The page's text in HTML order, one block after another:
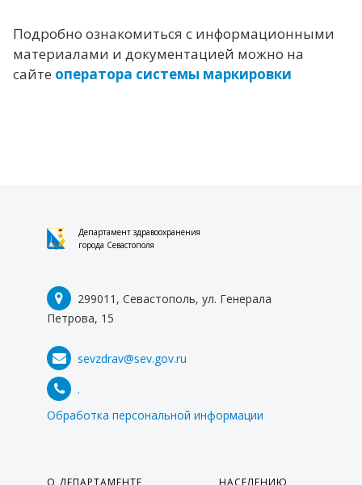
Подробно ознакомиться с информационными
материалами и документацией можно на
сайте оператора системы маркировки
Департамент здравоохранения
города Севастополя
299011, Севастополь, ул. Генерала
Петрова, 15
sevzdrav@sev.gov.ru
.
Обработка персональной информации